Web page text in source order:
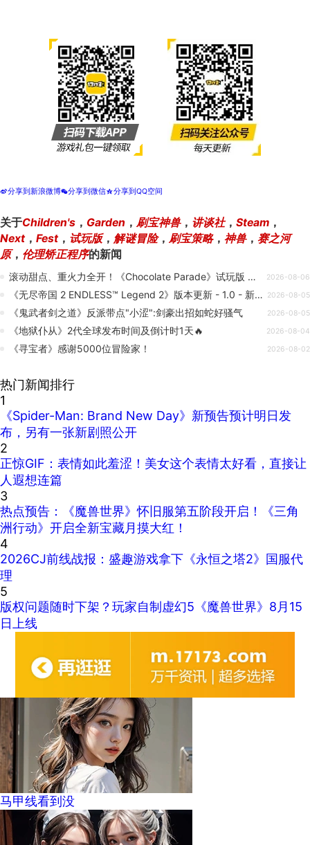
t分享到新浪微博w分享到微信z分享到QQ空间
关于Children's ， Garden ， 刷宝神兽， 讲谈社， Steam ，
Next， Fest， 试玩版， 解谜冒险， 刷宝策略， 神兽， 赛之河
原， 伦理矫正程序的新闻
滚动甜点、重火力全开！《Chocolate Parade》试玩版 将于8月6日登陆Steam 2026-08-06
《无尽帝国 2 ENDLESS™ Legend 2》版本更新 - 1.0 - 新增塑沙灵派系 2026-08-05
《鬼武者剑之道》反派带点"小涩":剑豪出招如蛇好骚气 2026-08-05
《地狱仆从》2代全球发布时间及倒计时1天🔥 2026-08-04
《寻宝者》感谢5000位冒险家！ 2026-08-02
热门新闻排行
1
《Spider-Man: Brand New Day》新预告预计明日发
布，另有一张新剧照公开
2
正惊GIF：表情如此羞涩！美女这个表情太好看，直接让
人遐想连篇
3
热点预告：《魔兽世界》怀旧服第五阶段开启！《三角
洲行动》开启全新宝藏月摸大红！
4
2026CJ前线战报：盛趣游戏拿下《永恒之塔2》国服代
理
5
版权问题随时下架？玩家自制虚幻5《魔兽世界》8月15
日上线
马甲线看到没